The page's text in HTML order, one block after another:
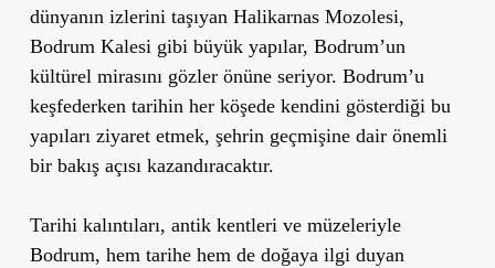
dünyanın izlerini taşıyan Halikarnas Mozolesi,
Bodrum Kalesi gibi büyük yapılar, Bodrum’un
kültürel mirasını gözler önüne seriyor. Bodrum’u
keşfederken tarihin her köşede kendini gösterdiği bu
yapıları ziyaret etmek, şehrin geçmişine dair önemli
bir bakış açısı kazandıracaktır.
Tarihi kalıntıları, antik kentleri ve müzeleriyle
Bodrum, hem tarihe hem de doğaya ilgi duyan